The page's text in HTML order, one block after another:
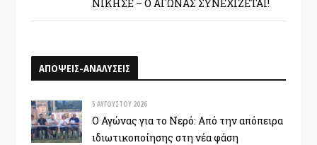
ΝΙΚΗΣΕ – Ο ΑΓΩΝΑΣ ΣΥΝΕΧΙΖΕΤΑΙ!
ΑΠΟΨΕΙΣ-ΑΝΑΛΥΣΕΙΣ
5 ΑΥΓΟΎΣΤΟΥ 2026
Ο Αγώνας για το Νερό: Από την απόπειρα
ιδιωτικοποίησης στη νέα φάση